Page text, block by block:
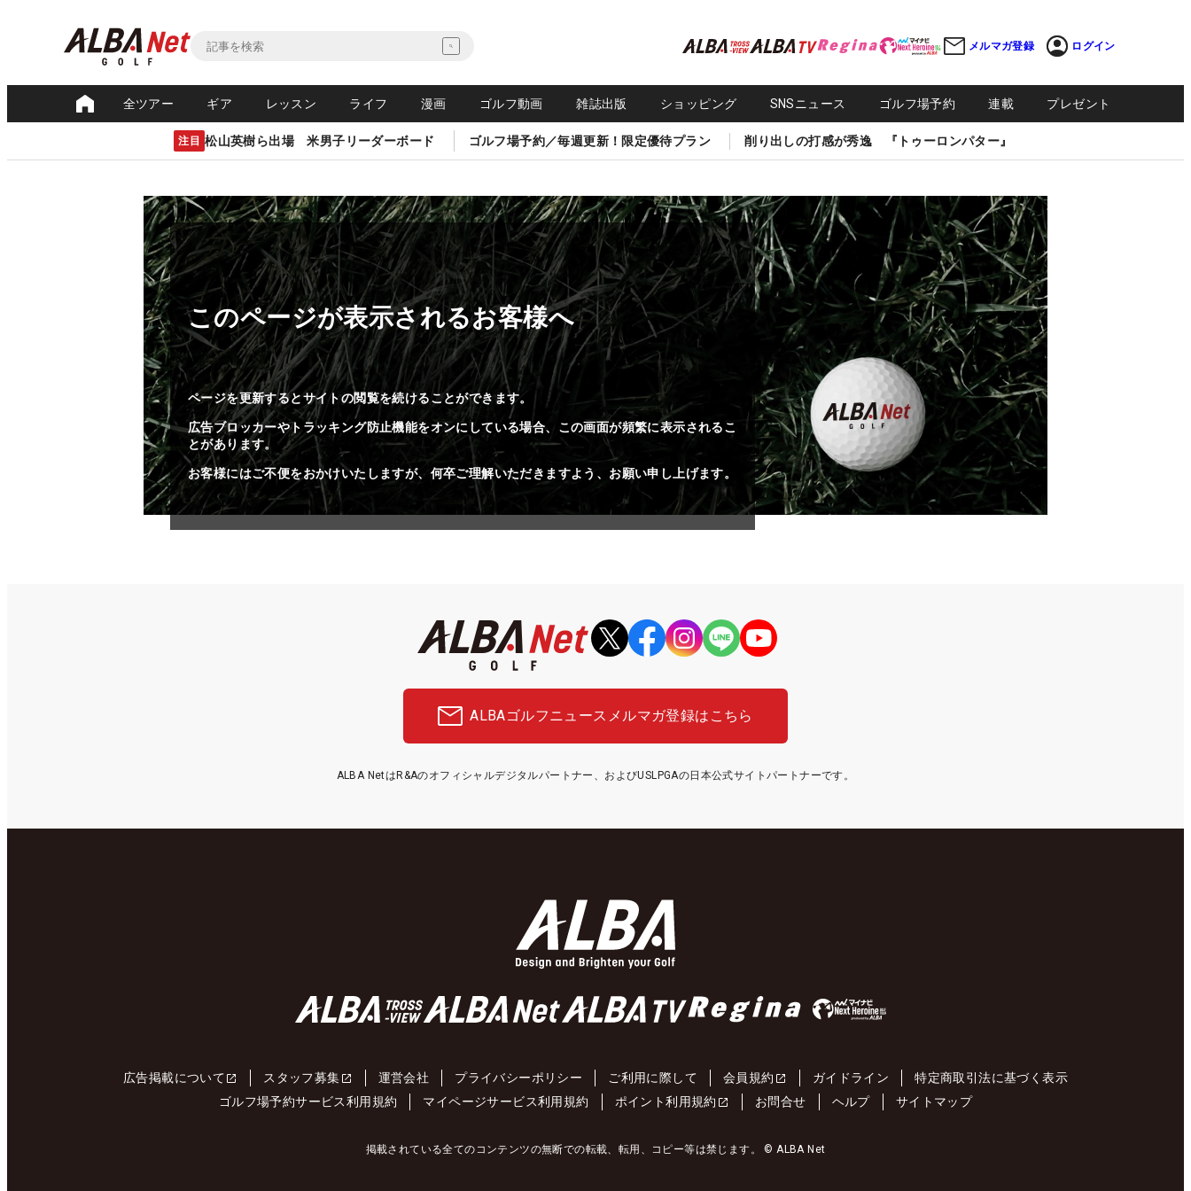
メルマガ登録 ログイン
全ツアー ギア レッスン ライフ 漫画 ゴルフ動画 雑誌出版 ショッピング SNSニュース ゴルフ場予約 連載 プレゼント
注目 松山英樹ら出場 米男子リーダーボード ゴルフ場予約／毎週更新！限定優待プラン 削り出しの打感が秀逸 『トゥーロンパター』
このページが表示されるお客様へ
ページを更新するとサイトの閲覧を続けることができます。
広告ブロッカーやトラッキング防止機能をオンにしている場合、この画面が頻繁に表示されるこ
とがあります。
お客様にはご不便をおかけいたしますが、何卒ご理解いただきますよう、お願い申し上げます。
ALBAゴルフニュース メルマガ登録はこちら
ALBA NetはR&Aのオフィシャルデジタルパートナー、およびUSLPGAの日本公式サイトパートナーです。
広告掲載について スタッフ募集 運営会社 プライバシーポリシー ご利用に際して 会員規約 ガイドライン
特定商取引法に基づく表示
ゴルフ場予約サービス利用規約
マイページサービス利用規約 ポイント利用規約 お問合せ ヘルプ サイトマップ
掲載されている全てのコンテンツの無断での転載、転用、コピー等は禁じます。 © ALBA Net